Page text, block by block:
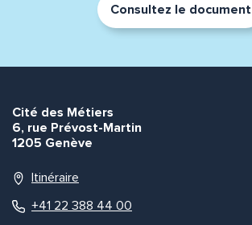
Consultez le document
Cité des Métiers
6, rue Prévost-Martin
1205 Genève
Itinéraire
+41 22 388 44 00